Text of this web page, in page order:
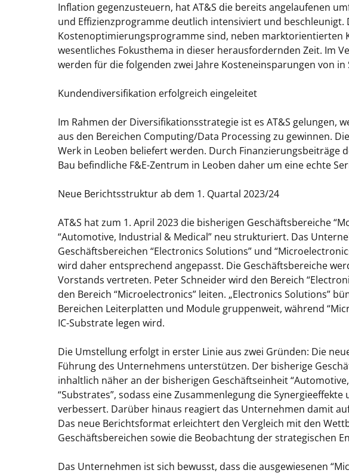
Inflation gegenzusteuern, hat AT&S die bereits angelaufenen
und Effizienzprogramme deutlich intensiviert und beschleunigt.
Kostenoptimierungsprogramme sind, neben marktorientierten
wesentliches Fokusthema in dieser herausfordernden Zeit. Im
werden für die folgenden zwei Jahre Kosteneinsparungen von
Kundendiversifikation erfolgreich eingeleitet
Im Rahmen der Diversifikationsstrategie ist es AT&S gelungen,
aus den Bereichen Computing/Data Processing zu gewinnen.
Werk in Leoben beliefert werden. Durch Finanzierungsbeiträge
Bau befindliche F&E-Zentrum in Leoben daher um eine echte
Neue Berichtsstruktur ab dem 1. Quartal 2023/24
AT&S hat zum 1. April 2023 die bisherigen Geschäftsbereiche
“Automotive, Industrial & Medical” neu strukturiert. Das
Geschäftsbereichen “Electronics Solutions” und
wird daher entsprechend angepasst. Die Geschäftsbereiche
Vorstands vertreten. Peter Schneider wird den Bereich
den Bereich “Microelectronics” leiten. „Electronics Solutions”
Bereichen Leiterplatten und Module gruppenweit, während
IC-Substrate legen wird.
Die Umstellung erfolgt in erster Linie aus zwei Gründen: Die
Führung des Unternehmens unterstützen. Der bisherige
inhaltlich näher an der bisherigen Geschäftseinheit
“Substrates”, sodass eine Zusammenlegung die
verbessert. Darüber hinaus reagiert das Unternehmen damit
Das neue Berichtsformat erleichtert den Vergleich mit den
Geschäftsbereichen sowie die Beobachtung der strategischen
Das Unternehmen ist sich bewusst, dass die ausgewiesenen